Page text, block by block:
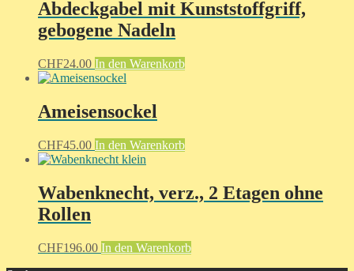
Abdeckgabel mit Kunststoffgriff,
gebogene Nadeln
CHF24.00 In den Warenkorb
Ameisensockel
CHF45.00 In den Warenkorb
Wabenknecht, verz., 2 Etagen ohne
Rollen
CHF196.00 In den Warenkorb